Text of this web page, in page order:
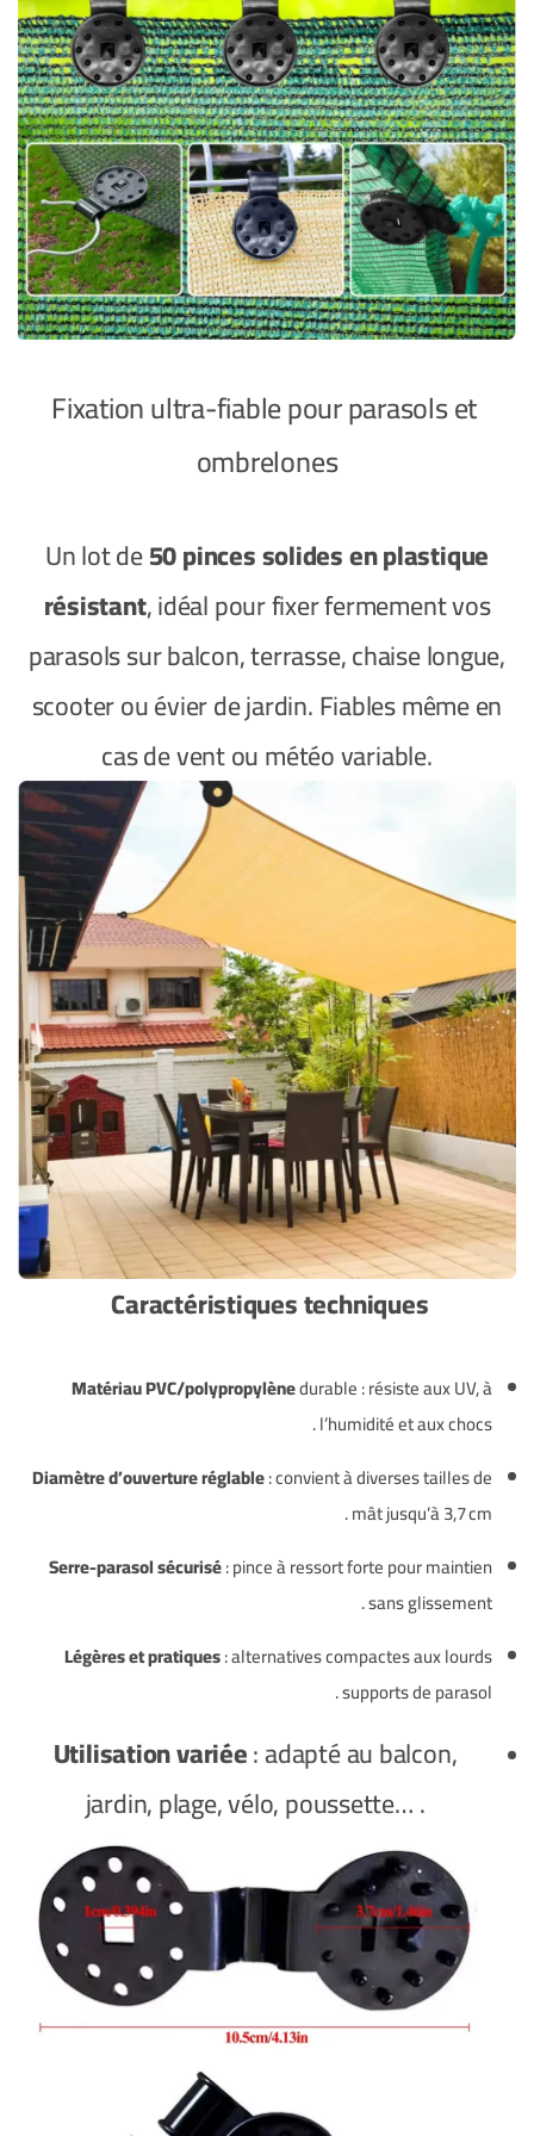
Fixation ultra-fiable pour parasols et
ombrelones
Un lot de50 pinces solides en plastique
résistant, idéal pour fixer fermement vos
parasols sur balcon, terrasse, chaise longue,
scooter ou évier de jardin. Fiables même en
cas de vent ou météo variable.
Caractéristiques techniques
Matériau PVC/polypropylènedurable : résiste aux UV, à
l’humidité et aux chocs
.
Diamètre d’ouverture réglable: convient à diverses tailles de
mât jusqu’à 3,7 cm
.
Serre-parasol sécurisé: pince à ressort forte pour maintien
sans glissement
.
Légères et pratiques: alternatives compactes aux lourds
supports de parasol
.
Utilisation variée: adapté au balcon,
jardin, plage, vélo, poussette….